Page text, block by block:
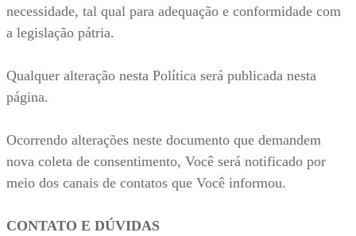
necessidade, tal qual para adequação e conformidade com
a legislação pátria.
Qualquer alteração nesta Política será publicada nesta
página.
Ocorrendo alterações neste documento que demandem
nova coleta de consentimento, Você será notificado por
meio dos canais de contatos que Você informou.
CONTATO E DÚVIDAS